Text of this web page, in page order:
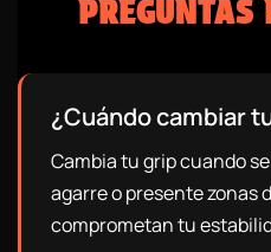
PREGUNTAS
¿Cuándo cambiar
Cambia tu grip cuando
agarre o presente zonas
comprometan tu